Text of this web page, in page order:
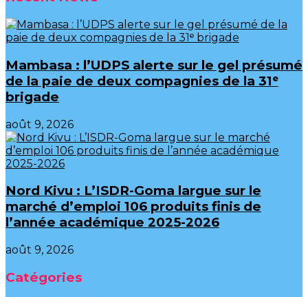
Mambasa : l’UDPS alerte sur le gel présumé
de la paie de deux compagnies de la 31ᵉ
brigade
août 9, 2026
Nord Kivu : L’ISDR-Goma largue sur le
marché d’emploi 106 produits finis de
l’année académique 2025-2026
août 9, 2026
Catégories